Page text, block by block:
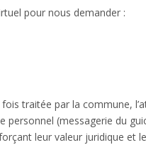
pour nous demander :
traitée par la commune,
personnel (messagerie du
leur valeur juridique et